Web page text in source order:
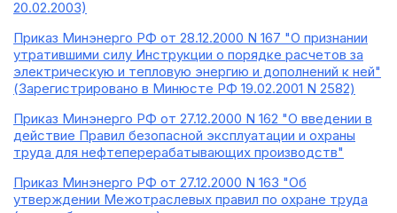
20.02.2003)
Приказ Минэнерго РФ от 28.12.2000 N 167 "О признании
утратившими силу Инструкции о порядке расчетов за
электрическую и тепловую энергию и дополнений к ней"
(Зарегистрировано в Минюсте РФ 19.02.2001 N 2582)
Приказ Минэнерго РФ от 27.12.2000 N 162 "О введении в
действие Правил безопасной эксплуатации и охраны
труда для нефтеперерабатывающих производств"
Приказ Минэнерго РФ от 27.12.2000 N 163 "Об
утверждении Межотраслевых правил по охране труда